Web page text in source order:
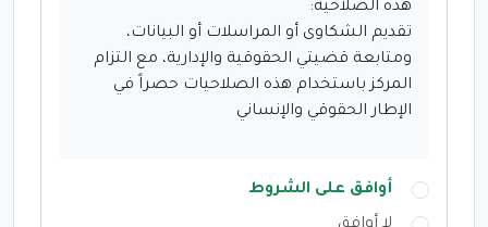
الإطار الحقوقي والإنساني
أوافق على الشروط